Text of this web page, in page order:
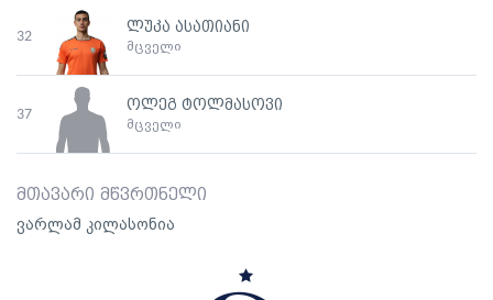
32
ლუკა ასათიანი
მცველი
37
ოლეგ ტოლმასოვი
მცველი
მთავარი მწვრთნელი
ვარლამ კილასონია